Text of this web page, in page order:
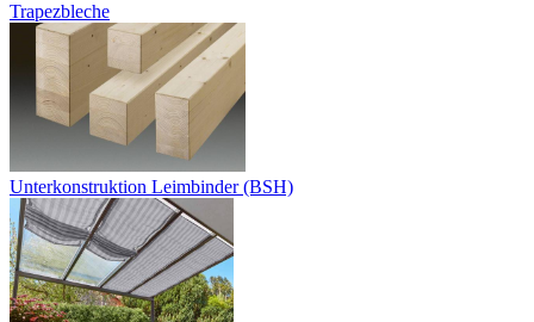
Trapezbleche
Unterkonstruktion Leimbinder (BSH)